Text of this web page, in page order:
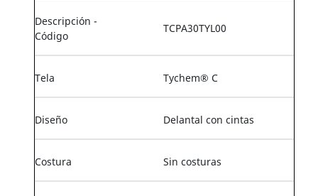
Descripción -
Código
TCPA30TYL00
Tela Tychem® C
Diseño Delantal con cintas
Costura Sin costuras